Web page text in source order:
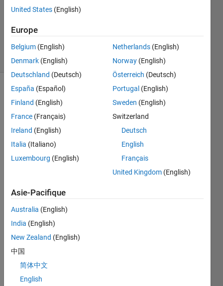
Nicolas
69
solvers
2 likes
Problem
statement
Some
prime
numbers
as
the
of
two
consecutive
primes
plus /
United States (English)
Europe
Belgium (English)
Denmark (English)
Deutschland (Deutsch)
España (Español)
Finland (English)
France (Français)
Ireland (English)
Italia (Italiano)
Luxembourg (English)
Netherlands (English)
Norway (English)
Österreich (Deutsch)
Portugal (English)
Sweden (English)
Switzerland
Deutsch
English
Français
United Kingdom (English)
Asie-Pacifique
Australia (English)
India (English)
New Zealand (English)
中国
简体中文
English